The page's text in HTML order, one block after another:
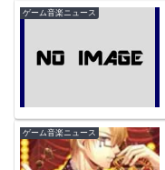
ゲーム音楽ニュース
ゲーム音楽ニュース